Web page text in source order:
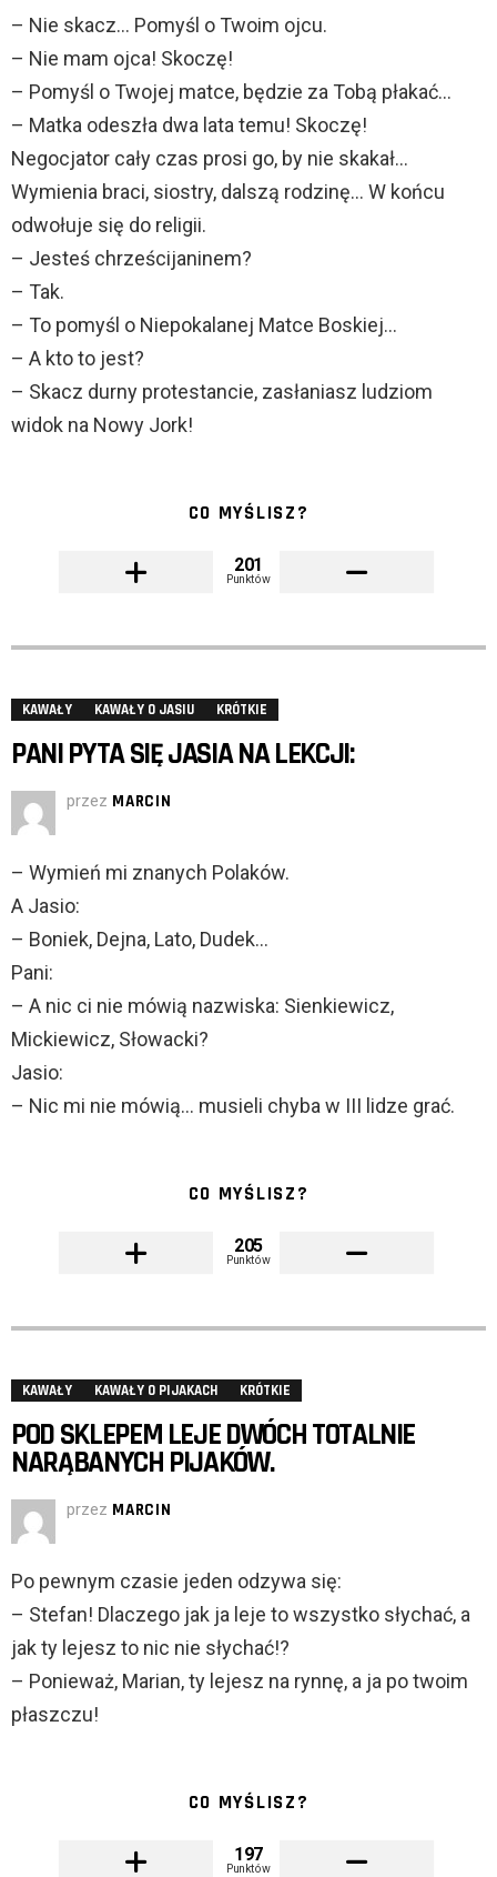
– Nie skacz… Pomyśl o Twoim ojcu.
– Nie mam ojca! Skoczę!
– Pomyśl o Twojej matce, będzie za Tobą płakać…
– Matka odeszła dwa lata temu! Skoczę!
Negocjator cały czas prosi go, by nie skakał…
Wymienia braci, siostry, dalszą rodzinę… W końcu
odwołuje się do religii.
– Jesteś chrześcijaninem?
– Tak.
– To pomyśl o Niepokalanej Matce Boskiej…
– A kto to jest?
– Skacz durny protestancie, zasłaniasz ludziom
widok na Nowy Jork!
CO MYŚLISZ?
201
Punktów
KAWAŁY KAWAŁY O JASIU KRÓTKIE
PANI PYTA SIĘ JASIA NA LEKCJI:
przez MARCIN
– Wymień mi znanych Polaków.
A Jasio:
– Boniek, Dejna, Lato, Dudek…
Pani:
– A nic ci nie mówią nazwiska: Sienkiewicz,
Mickiewicz, Słowacki?
Jasio:
– Nic mi nie mówią… musieli chyba w III lidze grać.
CO MYŚLISZ?
205
Punktów
KAWAŁY KAWAŁY O PIJAKACH KRÓTKIE
POD SKLEPEM LEJE DWÓCH TOTALNIE
NARĄBANYCH PIJAKÓW.
przez MARCIN
Po pewnym czasie jeden odzywa się:
– Stefan! Dlaczego jak ja leje to wszystko słychać, a
jak ty lejesz to nic nie słychać!?
– Ponieważ, Marian, ty lejesz na rynnę, a ja po twoim
płaszczu!
CO MYŚLISZ?
197
Punktów